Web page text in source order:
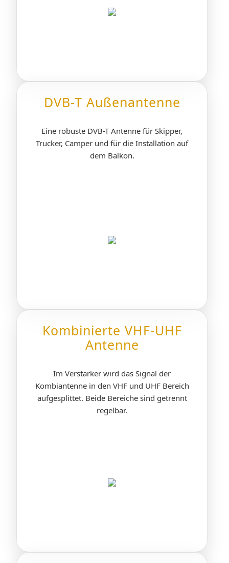
DVB-T Außenantenne
Eine robuste DVB-T Antenne für Skipper,
Trucker, Camper und für die Installation auf
dem Balkon.
Kombinierte VHF-UHF
Antenne
Im Verstärker wird das Signal der
Kombiantenne in den VHF und UHF Bereich
aufgesplittet. Beide Bereiche sind getrennt
regelbar.